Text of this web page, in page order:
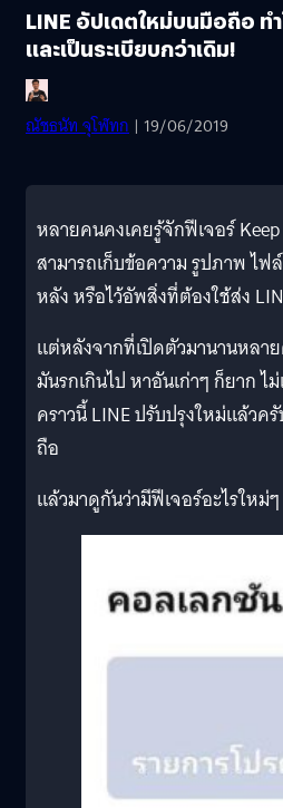
LINE อัปเดตใหม่บนมือถือ ทำ
และเป็นระเบียบกว่าเดิม!
ณัชธนัท จุโฬทก | 19/06/2019
หลายคนคงเคยรู้จักฟีเจอร์
สามารถเก็บข้อความ รูปภาพ ไ
หลัง หรือไว้อัพสิ่งที่ต้องใช้ส่ง
แต่หลังจากที่เปิดตัวมานานหลา
มันรกเกินไป หาอันเก่าๆ ก็ยาก ไ
คราวนี้ LINE ปรับปรุงใหม่แล้วค
ถือ
แล้วมาดูกันว่ามีฟีเจอร์อะไรใหม่